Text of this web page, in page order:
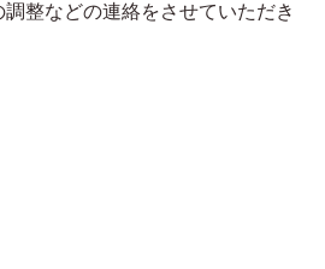
整などの連絡をさせていただき